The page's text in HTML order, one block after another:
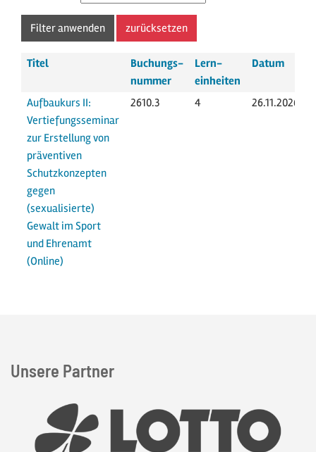
Titel
Buchungs­
nummer
Lern­
einheiten
Datum
Aufbaukurs II:
Vertiefungsseminar
zur Erstellung von
präventiven
Schutzkonzepten
gegen
(sexualisierte)
Gewalt im Sport
und Ehrenamt
(Online)
2610.3 4 26.11.2026
Unsere Partner